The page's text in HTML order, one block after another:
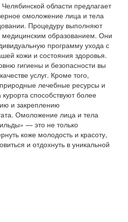
области предлагает
омоложение лица и тела
Процедуру выполняют
образованием. Они
программу ухода с
кожи и состояния здоровья.
гигиены и безопасности вы
услуг. Кроме того,
лечебные ресурсы и
способствуют более
и закреплению
Омоложение лица и тела
— это не только
коже молодость и красоту,
и отдохнуть в уникальной